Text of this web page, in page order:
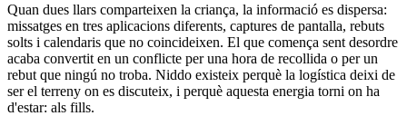
Quan dues llars comparteixen la criança, la informació es dispersa:
missatges en tres aplicacions diferents, captures de pantalla, rebuts
solts i calendaris que no coincideixen. El que comença sent desordre
acaba convertit en un conflicte per una hora de recollida o per un
rebut que ningú no troba. Niddo existeix perquè la logística deixi de
ser el terreny on es discuteix, i perquè aquesta energia torni on ha
d'estar: als fills.